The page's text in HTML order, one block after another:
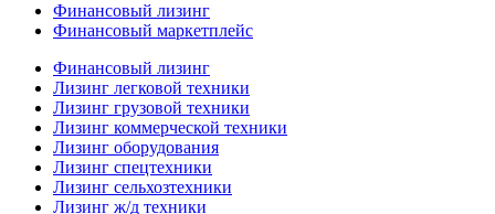
Финансовый лизинг
Финансовый маркетплейс
Финансовый лизинг
Лизинг легковой техники
Лизинг грузовой техники
Лизинг коммерческой техники
Лизинг оборудования
Лизинг спецтехники
Лизинг сельхозтехники
Лизинг ж/д техники